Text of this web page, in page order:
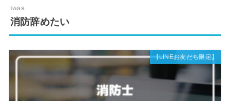
消防辞めたい
【LINEお友だち限定】